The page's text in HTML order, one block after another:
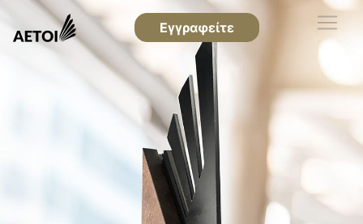
Εγγραφείτε